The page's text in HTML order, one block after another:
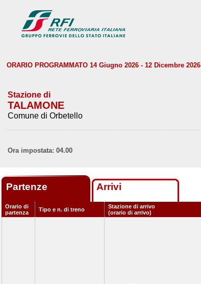
ORARIO PROGRAMMATO 14 Giugno 2026 - 12 Dicembre 2026
Stazione di
TALAMONE
Comune di Orbetello
Ora impostata: 04.00
Partenze Arrivi
Orario di
partenza
Tipo e n. di treno
Stazione di arrivo
(orario di arrivo)